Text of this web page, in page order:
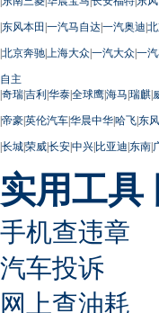
|东风本田 |一汽马自达|一汽奥迪|
|北京奔驰| 上海大众|一汽大众|一
自主
|奇瑞|吉利|华泰|全球鹰|海马|瑞麒|
|帝豪|英伦汽车|华晨中华|哈飞|东
|长城|荣威|长安|中兴|比亚迪|东南|
实用工具
手机查违章
汽车投诉
网上查油耗